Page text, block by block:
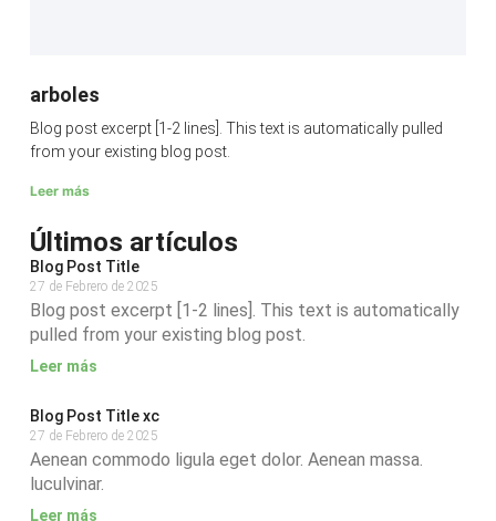
arboles
Blog post excerpt [1-2 lines]. This text is automatically pulled
from your existing blog post.
Leer más
Últimos artículos
Blog Post Title
27 de Febrero de 2025
Blog post excerpt [1-2 lines]. This text is automatically
pulled from your existing blog post.
Leer más
Blog Post Title xc
27 de Febrero de 2025
Aenean commodo ligula eget dolor. Aenean massa.
luculvinar.
Leer más